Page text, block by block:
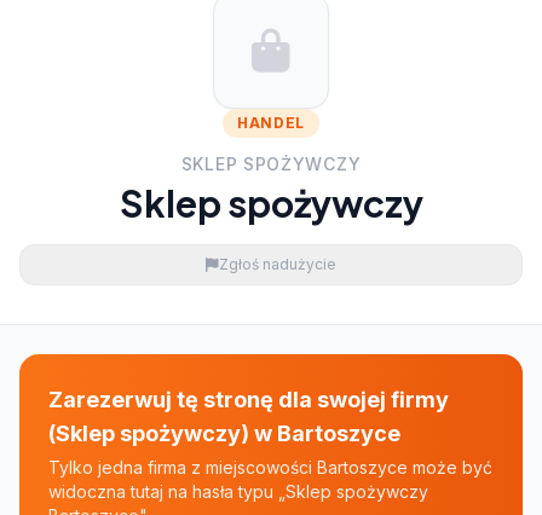
HANDEL
SKLEP SPOŻYWCZY
Sklep spożywczy
Zgłoś nadużycie
Zarezerwuj tę stronę dla swojej firmy
(Sklep spożywczy) w Bartoszyce
Tylko jedna firma z miejscowości Bartoszyce może być
widoczna tutaj na hasła typu „Sklep spożywczy